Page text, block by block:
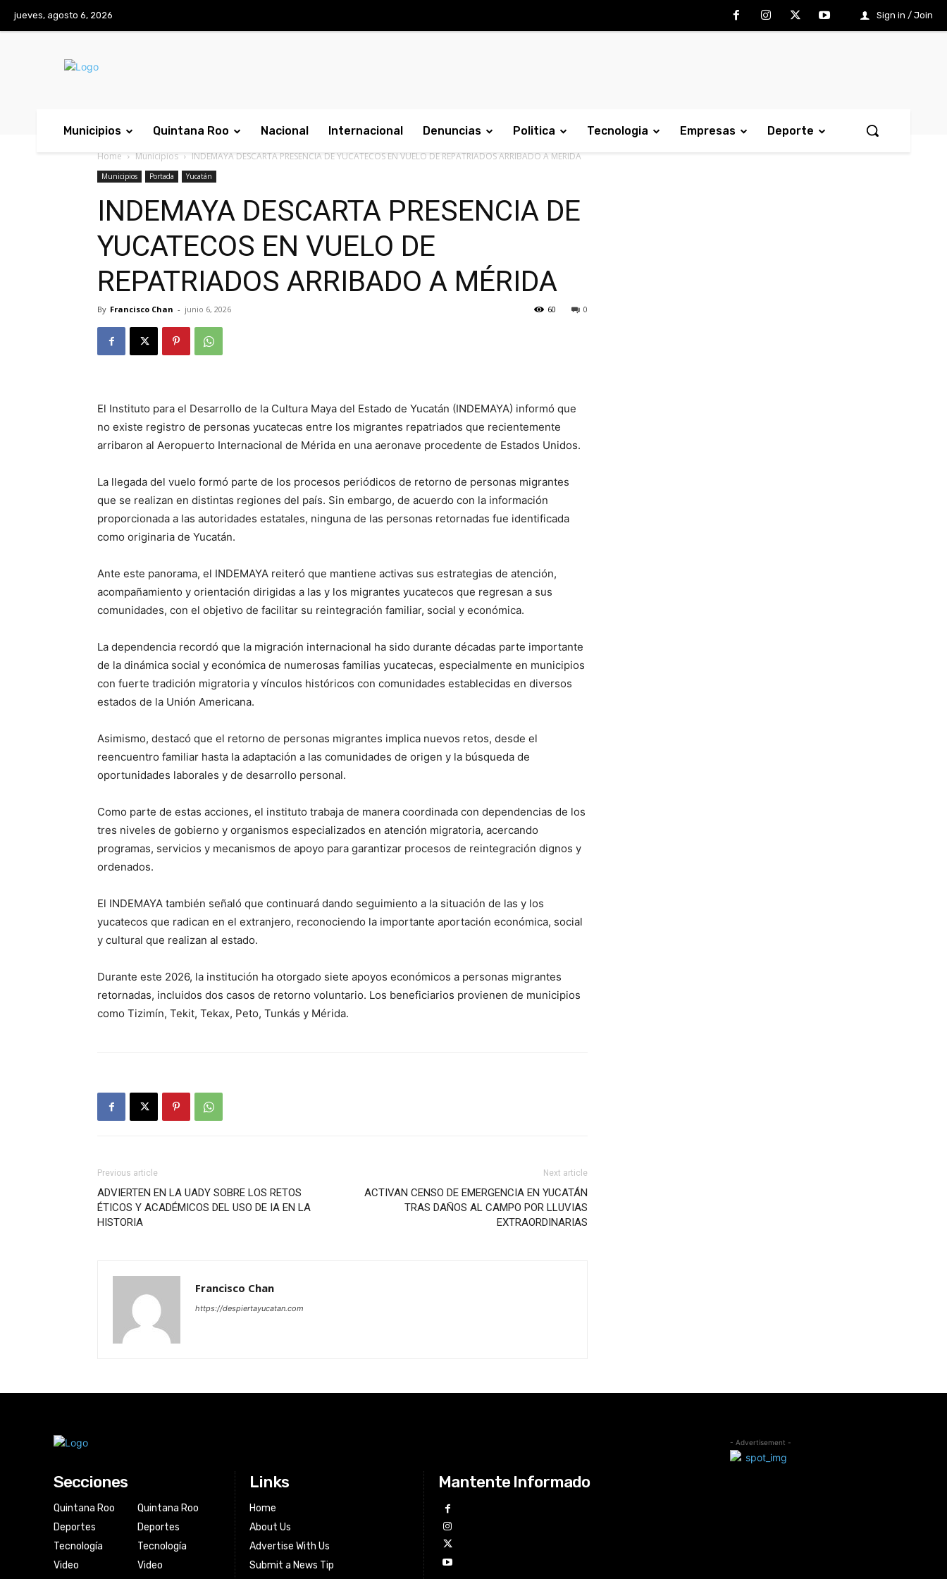
jueves, agosto 6, 2026 Sign in / Join
Municipios Quintana Roo Nacional Internacional Denuncias Politica Tecnologia Empresas Deporte
Home Municipios INDEMAYA DESCARTA PRESENCIA DE YUCATECOS EN VUELO DE REPATRIADOS ARRIBADO A MÉRIDA
Municipios Portada Yucatán
INDEMAYA DESCARTA PRESENCIA DE
YUCATECOS EN VUELO DE
REPATRIADOS ARRIBADO A MÉRIDA
By Francisco Chan - junio 6, 2026 0
60
El Instituto para el Desarrollo de la Cultura Maya del Estado de Yucatán (INDEMAYA) informó que
no existe registro de personas yucatecas entre los migrantes repatriados que recientemente
arribaron al Aeropuerto Internacional de Mérida en una aeronave procedente de Estados Unidos.
La llegada del vuelo formó parte de los procesos periódicos de retorno de personas migrantes
que se realizan en distintas regiones del país. Sin embargo, de acuerdo con la información
proporcionada a las autoridades estatales, ninguna de las personas retornadas fue identificada
como originaria de Yucatán.
Ante este panorama, el INDEMAYA reiteró que mantiene activas sus estrategias de atención,
acompañamiento y orientación dirigidas a las y los migrantes yucatecos que regresan a sus
comunidades, con el objetivo de facilitar su reintegración familiar, social y económica.
La dependencia recordó que la migración internacional ha sido durante décadas parte importante
de la dinámica social y económica de numerosas familias yucatecas, especialmente en municipios
con fuerte tradición migratoria y vínculos históricos con comunidades establecidas en diversos
estados de la Unión Americana.
Asimismo, destacó que el retorno de personas migrantes implica nuevos retos, desde el
reencuentro familiar hasta la adaptación a las comunidades de origen y la búsqueda de
oportunidades laborales y de desarrollo personal.
Como parte de estas acciones, el instituto trabaja de manera coordinada con dependencias de los
tres niveles de gobierno y organismos especializados en atención migratoria, acercando
programas, servicios y mecanismos de apoyo para garantizar procesos de reintegración dignos y
ordenados.
El INDEMAYA también señaló que continuará dando seguimiento a la situación de las y los
yucatecos que radican en el extranjero, reconociendo la importante aportación económica, social
y cultural que realizan al estado.
Durante este 2026, la institución ha otorgado siete apoyos económicos a personas migrantes
retornadas, incluidos dos casos de retorno voluntario. Los beneficiarios provienen de municipios
como Tizimín, Tekit, Tekax, Peto, Tunkás y Mérida.
Previous article
ADVIERTEN EN LA UADY SOBRE LOS RETOS
ÉTICOS Y ACADÉMICOS DEL USO DE IA EN LA
HISTORIA
Next article
ACTIVAN CENSO DE EMERGENCIA EN YUCATÁN
TRAS DAÑOS AL CAMPO POR LLUVIAS
EXTRAORDINARIAS
Francisco Chan
https://despiertayucatan.com
Secciones
Quintana Roo
Deportes
Tecnología
Video
Quintana Roo
Deportes
Tecnología
Video
Links
Home
About Us
Advertise With Us
Submit a News Tip
Mantente Informado
- Advertisement -